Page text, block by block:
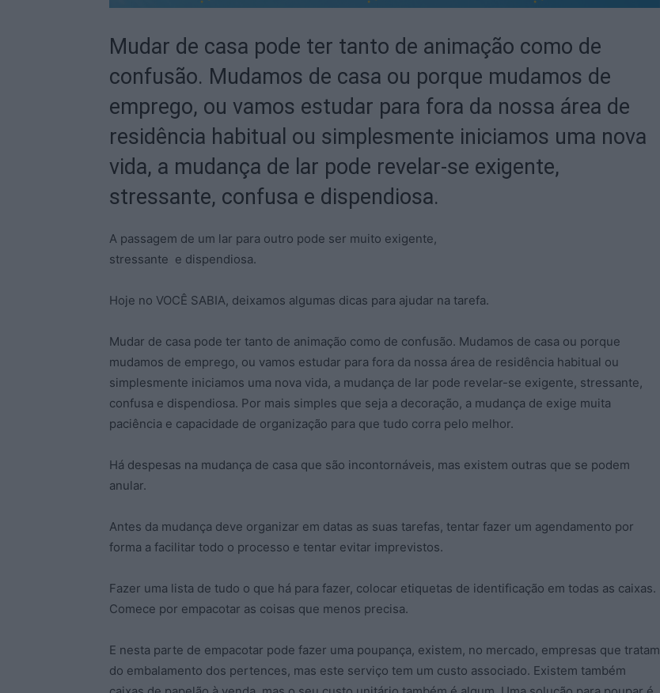
Mudar de casa pode ter tanto de animação como de
confusão. Mudamos de casa ou porque mudamos de
emprego, ou vamos estudar para fora da nossa área de
residência habitual ou simplesmente iniciamos uma nova
vida, a mudança de lar pode revelar-se exigente,
stressante, confusa e dispendiosa.
A passagem de um lar para outro pode ser muito exigente,
stressante e dispendiosa.
Hoje no VOCÊ SABIA, deixamos algumas dicas para ajudar na tarefa.
Mudar de casa pode ter tanto de animação como de confusão. Mudamos de casa ou porque
mudamos de emprego, ou vamos estudar para fora da nossa área de residência habitual ou
simplesmente iniciamos uma nova vida, a mudança de lar pode revelar-se exigente, stressante,
confusa e dispendiosa. Por mais simples que seja a decoração, a mudança de exige muita
paciência e capacidade de organização para que tudo corra pelo melhor.
Há despesas na mudança de casa que são incontornáveis, mas existem outras que se podem
anular.
Antes da mudança deve organizar em datas as suas tarefas, tentar fazer um agendamento por
forma a facilitar todo o processo e tentar evitar imprevistos.
Fazer uma lista de tudo o que há para fazer, colocar etiquetas de identificação em todas as caixas.
Comece por empacotar as coisas que menos precisa.
E nesta parte de empacotar pode fazer uma poupança, existem, no mercado, empresas que tratam
do embalamento dos pertences, mas este serviço tem um custo associado. Existem também